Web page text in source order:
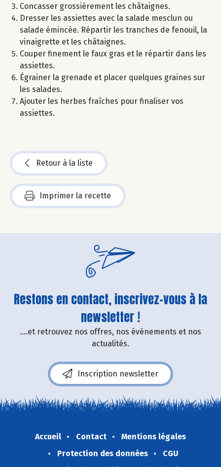
Concasser grossièrement les châtaignes.
Dresser les assiettes avec la salade mesclun ou
salade émincée. Répartir les tranches de fenouil, la
vinaigrette et les châtaignes.
Couper finement le faux gras et le répartir dans les
assiettes.
Égrainer la grenade et placer quelques graines sur
les salades.
Ajouter les herbes fraîches pour finaliser vos
assiettes.
Retour à la liste
Imprimer la recette
Restons en contact, inscrivez-vous à la
newsletter !
....et retrouvez nos offres, nos événements et nos
actualités.
Inscription newsletter
Accueil Contact
Mentions légales
Protection des données
CGU